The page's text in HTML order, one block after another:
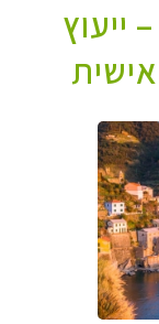
ייעוץ